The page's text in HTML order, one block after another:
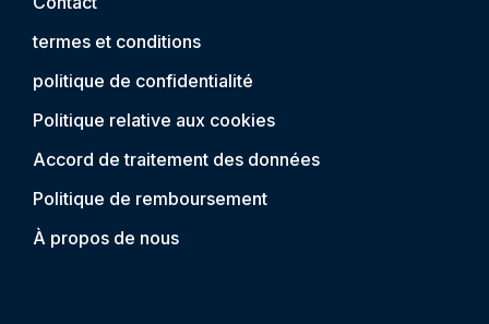
termes et conditions
politique de confidentialité
Politique relative aux cookies
Accord de traitement des données
Politique de remboursement
À propos de nous